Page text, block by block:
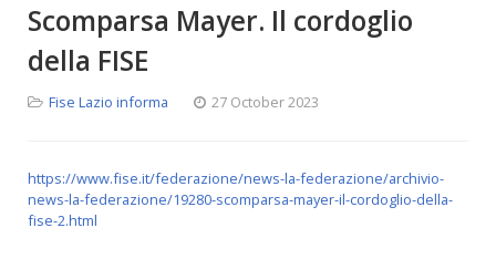
Scomparsa Mayer. Il cordoglio
della FISE
Fise Lazio informa 27 October 2023
https://www.fise.it/federazione/news-la-federazione/archivio-
news-la-federazione/19280-scomparsa-mayer-il-cordoglio-della-
fise-2.html